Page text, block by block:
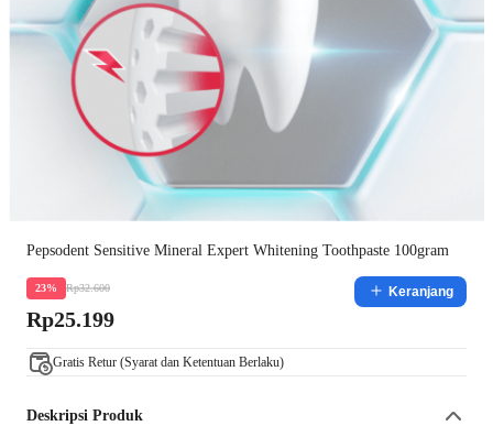
Pepsodent Sensitive Mineral Expert Whitening Toothpaste 100gram
23% Rp32.600
Rp25.199
Keranjang
Gratis Retur (Syarat dan Ketentuan Berlaku)
Deskripsi Produk